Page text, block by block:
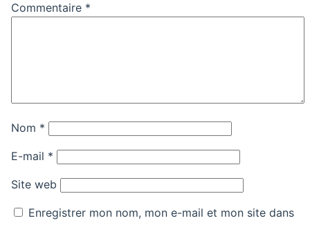
Commentaire *
Nom *
E-mail *
Site web
Enregistrer mon nom, mon e-mail et mon site dans